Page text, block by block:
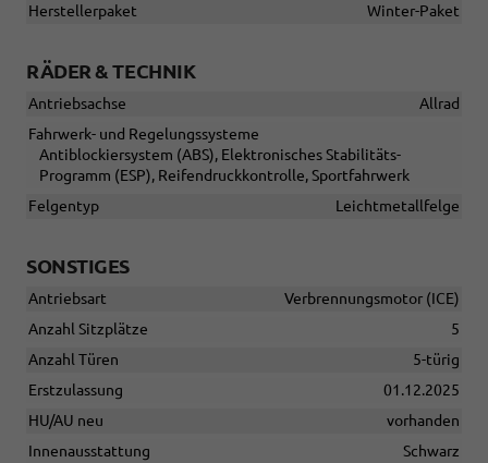
Herstellerpaket
Winter-Paket
RÄDER & TECHNIK
Antriebsachse
Allrad
Fahrwerk- und Regelungssysteme
Antiblockiersystem (ABS), Elektronisches Stabilitäts-
Programm (ESP), Reifendruckkontrolle, Sportfahrwerk
Felgentyp
Leichtmetallfelge
SONSTIGES
Antriebsart
Verbrennungsmotor (ICE)
Anzahl Sitzplätze
5
Anzahl Türen
5-türig
Erstzulassung
01.12.2025
HU/AU neu
vorhanden
Innenausstattung
Schwarz